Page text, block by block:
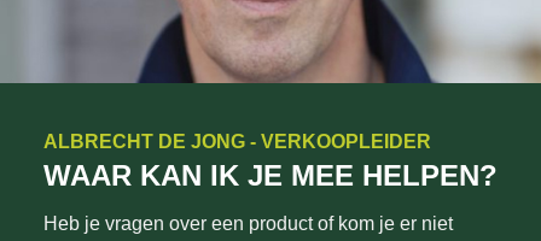
ALBRECHT DE JONG - VERKOOPLEIDER
WAAR KAN IK JE MEE HELPEN?
Heb je vragen over een product of kom je er niet